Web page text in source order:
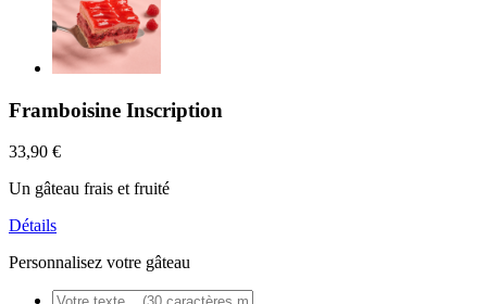
Framboisine Inscription
33,90 €
Un gâteau frais et fruité
Détails
Personnalisez votre gâteau